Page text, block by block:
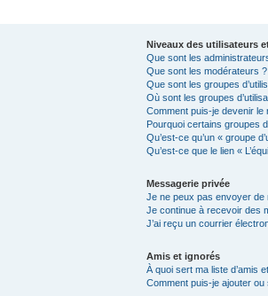
Niveaux des utilisateurs
Que sont les
Que sont les modérateurs ?
Que sont les groupes
Où sont les groupes
Comment puis-je devenir le
Pourquoi certains groupes
Qu’est-ce qu’un « groupe
Qu’est-ce que le lien «
Messagerie privée
Je ne peux pas envoyer de
Je continue à recevoir des
J’ai reçu un courrier
Amis et ignorés
À quoi sert ma liste d’amis
Comment puis-je ajouter ou